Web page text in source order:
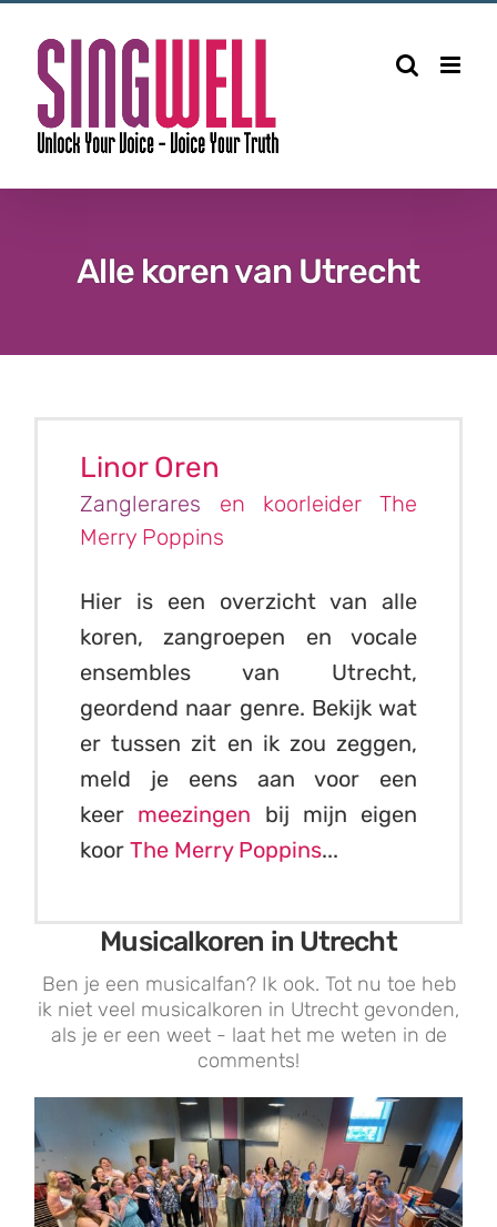
Alle koren van Utrecht
Linor Oren
Zanglerares en koorleider The
Merry Poppins
Hier is een overzicht van alle
koren, zangroepen en vocale
ensembles van Utrecht,
geordend naar genre. Bekijk wat
er tussen zit en ik zou zeggen,
meld je eens aan voor een
keer meezingen bij mijn eigen
koor The Merry Poppins...
Musicalkoren in Utrecht
Ben je een musicalfan? Ik ook. Tot nu toe heb
ik niet veel musicalkoren in Utrecht gevonden,
als je er een weet - laat het me weten in de
comments!